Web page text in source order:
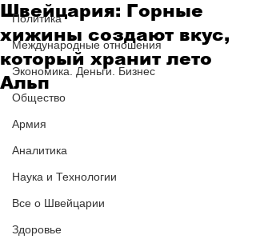
Политика
Международные отношения
Экономика. Деньги. Бизнес
Общество
Армия
Аналитика
Наука и Технологии
Все о Швейцарии
Здоровье
Швейцария: Горные
хижины создают вкус,
который хранит лето
Альп